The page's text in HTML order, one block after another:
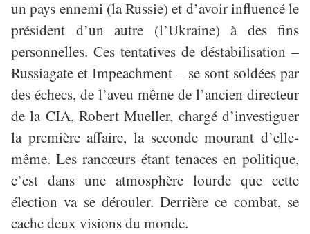
un pays ennemi (la Russie) et d’avoir influencé le
président d’un autre (l’Ukraine) à des fins
personnelles. Ces tentatives de déstabilisation –
Russiagate et Impeachment – se sont soldées par
des échecs, de l’aveu même de l’ancien directeur
de la CIA, Robert Mueller, chargé d’investiguer
la première affaire, la seconde mourant d’elle-
même. Les rancœurs étant tenaces en politique,
c’est dans une atmosphère lourde que cette
élection va se dérouler. Derrière ce combat, se
cache deux visions du monde.